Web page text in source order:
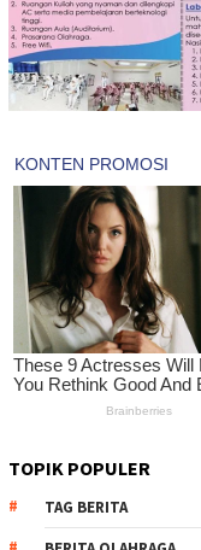
TOPIK POPULER
TAG BERITA